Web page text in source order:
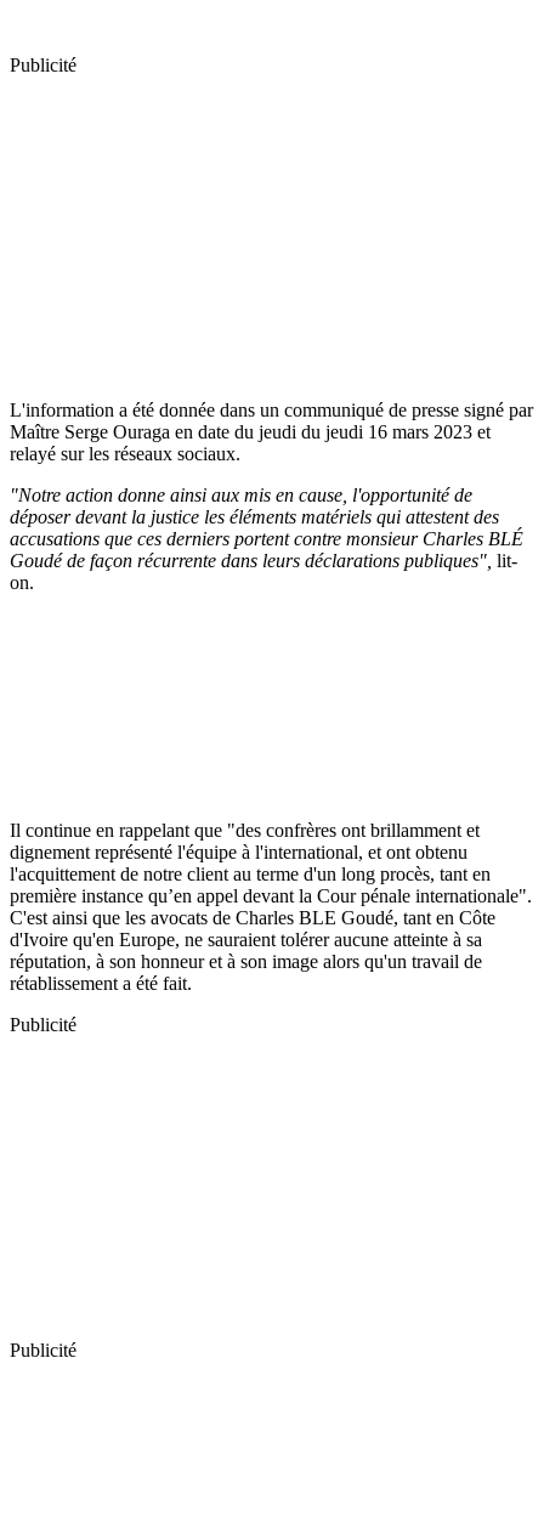
Publicité
L'information a été donnée dans un communiqué de presse signé par
Maître Serge Ouraga en date du jeudi du jeudi 16 mars 2023 et
relayé sur les réseaux sociaux.
"Notre action donne ainsi aux mis en cause, l'opportunité de
déposer devant la justice les éléments matériels qui attestent des
accusations que ces derniers portent contre monsieur Charles BLÉ
Goudé de façon récurrente dans leurs déclarations publiques", lit-
on.
Il continue en rappelant que "des confrères ont brillamment et
dignement représenté l'équipe à l'international, et ont obtenu
l'acquittement de notre client au terme d'un long procès, tant en
première instance qu’en appel devant la Cour pénale internationale".
C'est ainsi que les avocats de Charles BLE Goudé, tant en Côte
d'Ivoire qu'en Europe, ne sauraient tolérer aucune atteinte à sa
réputation, à son honneur et à son image alors qu'un travail de
rétablissement a été fait.
Publicité
Publicité